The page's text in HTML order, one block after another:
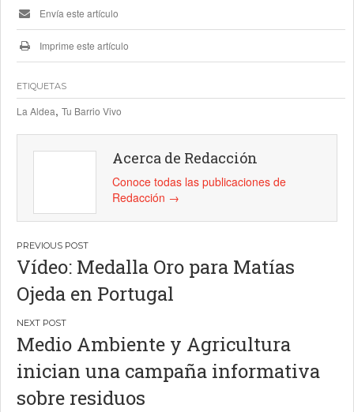
Envía este artículo
Imprime este artículo
ETIQUETAS
La Aldea, Tu Barrio Vivo
Acerca de Redacción
Conoce todas las publicaciones de
Redacción →
Navegación
de
entradas
Vídeo: Medalla Oro para Matías
Ojeda en Portugal
Medio Ambiente y Agricultura
inician una campaña informativa
sobre residuos